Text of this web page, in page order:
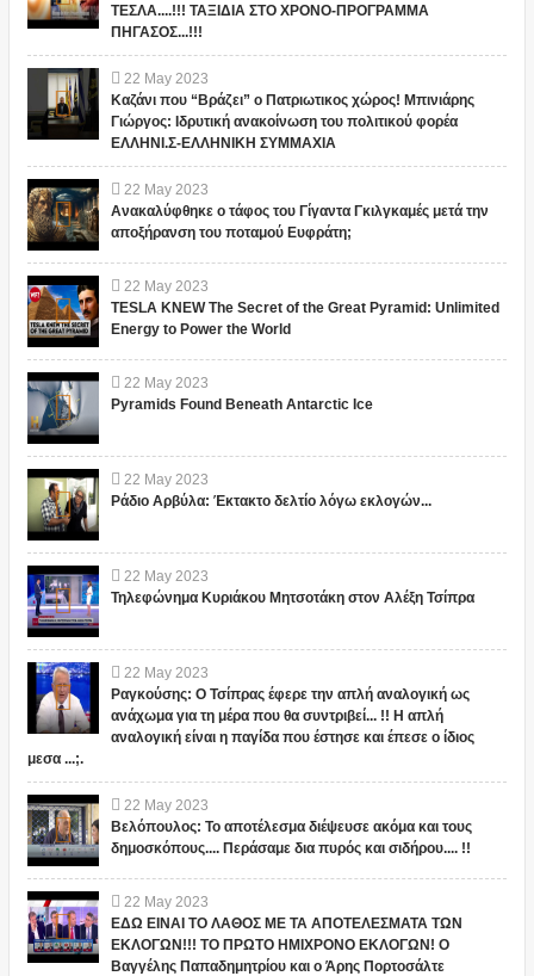
ΤΕΣΛΑ....!!! ΤΑΞΙΔΙΑ ΣΤΟ ΧΡΟΝΟ-ΠΡΟΓΡΑΜΜΑ
ΠΗΓΑΣΟΣ...!!!
22 May 2023
Καζάνι που “Βράζει” ο Πατριωτικος χώρος! Μπινιάρης
Γιώργος: Ιδρυτική ανακοίνωση του πολιτικού φορέα
ΕΛΛΗΝΙ.Σ-ΕΛΛΗΝΙΚΗ ΣΥΜΜΑΧΙΑ
22 May 2023
Ανακαλύφθηκε ο τάφος του Γίγαντα Γκιλγκαμές μετά την
αποξήρανση του ποταμού Ευφράτη;
22 May 2023
TESLA KNEW The Secret of the Great Pyramid: Unlimited
Energy to Power the World
22 May 2023
Pyramids Found Beneath Antarctic Ice
22 May 2023
Ράδιο Αρβύλα: Έκτακτο δελτίο λόγω εκλογών...
22 May 2023
Τηλεφώνημα Κυριάκου Μητσοτάκη στον Αλέξη Τσίπρα
22 May 2023
Ραγκούσης: Ο Τσίπρας έφερε την απλή αναλογική ως
ανάχωμα για τη μέρα που θα συντριβεί... !! Η απλή
αναλογική είναι η παγίδα που έστησε και έπεσε ο ίδιος
μεσα ...;.
22 May 2023
Βελόπουλος: Το αποτέλεσμα διέψευσε ακόμα και τους
δημοσκόπους.... Περάσαμε δια πυρός και σιδήρου.... !!
22 May 2023
ΕΔΩ ΕΙΝΑΙ ΤΟ ΛΑΘΟΣ ΜΕ ΤΑ ΑΠΟΤΕΛΕΣΜΑΤΑ ΤΩΝ
ΕΚΛΟΓΩΝ!!! ΤΟ ΠΡΩΤΟ ΗΜΙΧΡΟΝΟ ΕΚΛΟΓΩΝ! Ο
Βαγγέλης Παπαδημητρίου και ο Άρης Πορτοσάλτε